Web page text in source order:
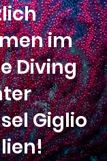
im
Diving
Giglio